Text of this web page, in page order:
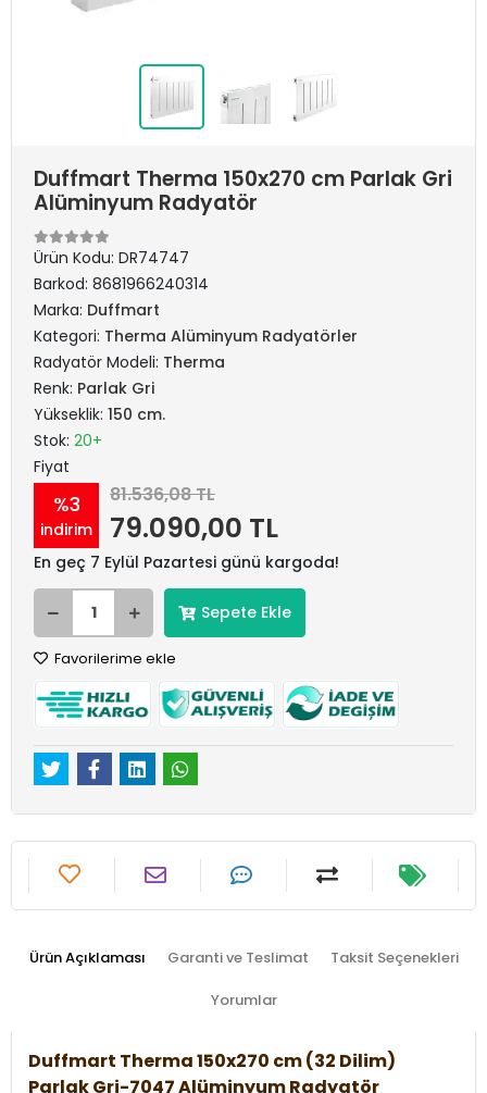
Duffmart Therma 150x270 cm Parlak Gri
Alüminyum Radyatör
Ürün Kodu: DR74747
Barkod: 8681966240314
Marka: Duffmart
Kategori: Therma Alüminyum Radyatörler
Radyatör Modeli: Therma
Renk: Parlak Gri
Yükseklik: 150 cm.
Stok: 20+
Fiyat
%3
indirim
81.536,08 TL
79.090,00 TL
En geç 7 Eylül Pazartesi günü kargoda!
Sepete Ekle
Favorilerime ekle
Ürün Açıklaması Garanti ve Teslimat Taksit Seçenekleri
Yorumlar
Duffmart Therma 150x270 cm (32 Dilim)
Parlak Gri-7047 Alüminyum Radyatör